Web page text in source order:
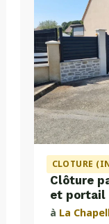
CLOTURE
Clôture
et portail
à La